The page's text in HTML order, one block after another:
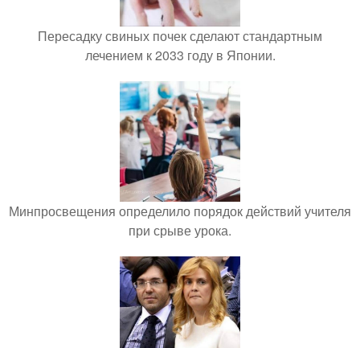
Пересадку свиных почек сделают стандартным
лечением к 2033 году в Японии.
Минпросвещения определило порядок действий учителя
при срыве урока.